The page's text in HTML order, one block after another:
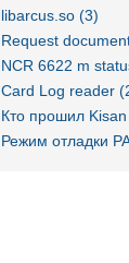
libarcus.so (3)
Request
NCR 6622 m
Card Log reader
Кто прошил
Режим отладки